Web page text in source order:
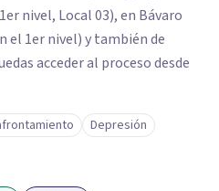
nivel, Local 03), en Bávaro
el 1er nivel) y también de
acceder al proceso desde
Depresión